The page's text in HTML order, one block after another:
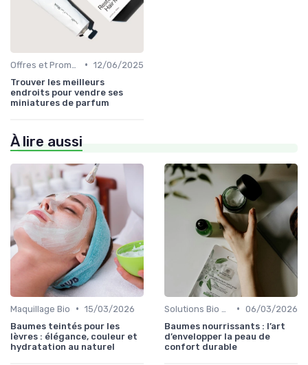
• 12/06/2025
Trouver les meilleurs
endroits pour vendre ses
miniatures de parfum
À lire aussi
Maquillage Bio • 15/03/2026
Baumes teintés pour les
lèvres : élégance, couleur et
hydratation au naturel
• 06/03/2026
Baumes nourrissants : l’art
d’envelopper la peau de
confort durable